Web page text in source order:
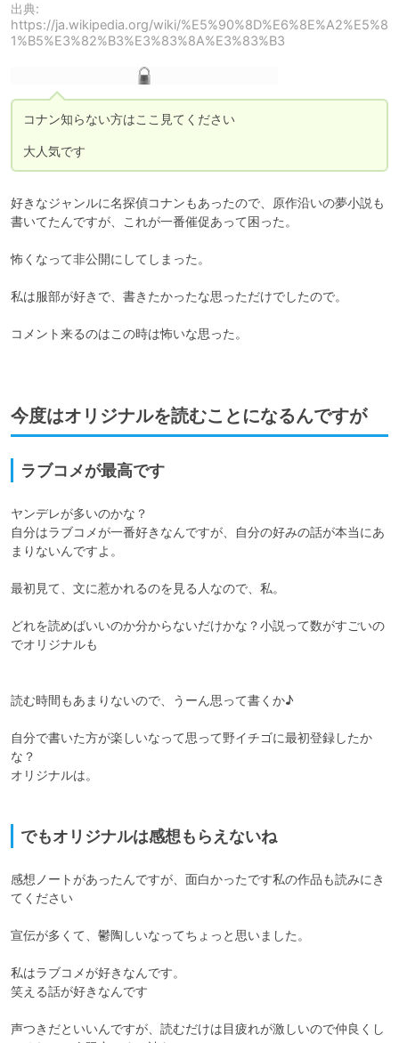
出典:
https://ja.wikipedia.org/wiki/%E5%90%8D%E6%8E%A2%E5%8
1%B5%E3%82%B3%E3%83%8A%E3%83%B3
コナン知らない方はここ見てください
大人気です
好きなジャンルに名探偵コナンもあったので、原作沿いの夢小説も
書いてたんですが、これが一番催促あって困った。
怖くなって非公開にしてしまった。
私は服部が好きで、書きたかったな思っただけでしたので。
コメント来るのはこの時は怖いな思った。
今度はオリジナルを読むことになるんですが
ラブコメが最高です
ヤンデレが多いのかな？
自分はラブコメが一番好きなんですが、自分の好みの話が本当にあ
まりないんですよ。
最初見て、文に惹かれるのを見る人なので、私。
どれを読めばいいのか分からないだけかな？小説って数がすごいの
でオリジナルも
読む時間もあまりないので、うーん思って書くか♪
自分で書いた方が楽しいなって思って野イチゴに最初登録したか
な？
オリジナルは。
でもオリジナルは感想もらえないね
感想ノートがあったんですが、面白かったです私の作品も読みにき
てください
宣伝が多くて、鬱陶しいなってちょっと思いました。
私はラブコメが好きなんです。
笑える話が好きなんです
声つきだといいんですが、読むだけは目疲れが激しいので仲良くし